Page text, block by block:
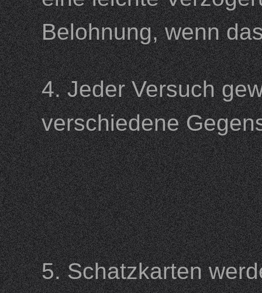
Belohnung, wenn
4. Jeder Versuch
verschiedene
5. Schatzkarten